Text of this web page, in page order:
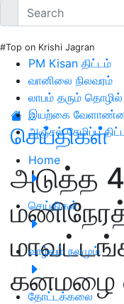
#Top on Krishi Jagran
PM Kisan திட்டம்
வானிலை நிலவரம்
லாபம் தரும் தொழில்
இயற்கை
அஞ்சல் சேமிப்பு
Home
செய்திகள்
வாழ்வும் நலமும்
தோட்டக்கலை
செய்திகள்
அடுத்த
கனமழை